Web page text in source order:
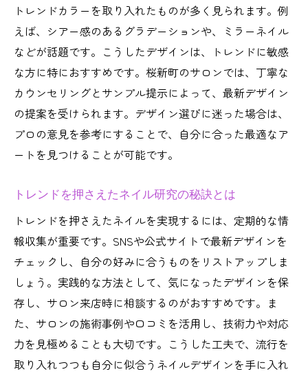
トレンドカラーを取り入れたものが多く見られます。例
えば、シアー感のあるグラデーションや、ミラーネイル
などが話題です。こうしたデザインは、トレンドに敏感
な方に特におすすめです。桜新町のサロンでは、丁寧な
カウンセリングとサンプル提示によって、最新デザイン
の提案を受けられます。デザイン選びに迷った場合は、
プロの意見を参考にすることで、自分に合った最適なア
ートを見つけることが可能です。
トレンドを押さえたネイル研究の秘訣とは
トレンドを押さえたネイルを実現するには、定期的な情
報収集が重要です。SNSや公式サイトで最新デザインを
チェックし、自分の好みに合うものをリストアップしま
しょう。実践的な方法として、気になったデザインを保
存し、サロン来店時に相談するのがおすすめです。ま
た、サロンの施術事例や口コミを活用し、技術力や対応
力を見極めることも大切です。こうした工夫で、流行を
取り入れつつも自分に似合うネイルデザインを手に入れ